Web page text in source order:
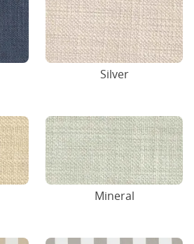
Silver
Mineral